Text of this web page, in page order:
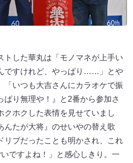
トした華丸は「モノマネが上手い
ですけれど、やっぱり……」とや
「いつも大吉さんにカラオケで振
ぱり無理や！』と2番から参加さ
クホクした表情を見せていまし
んたが大将』のせいやの替え歌
リブだったことも明かされ、これ
ですよね！」と感心しきり。一